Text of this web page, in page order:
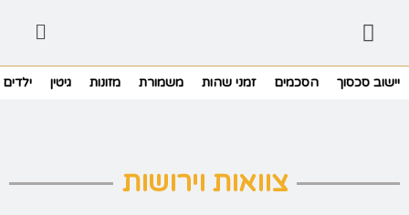
יישוב סכסוך הסכמים זמני שהות משמורת מזונות גיטין ילדים
צוואות וירושות